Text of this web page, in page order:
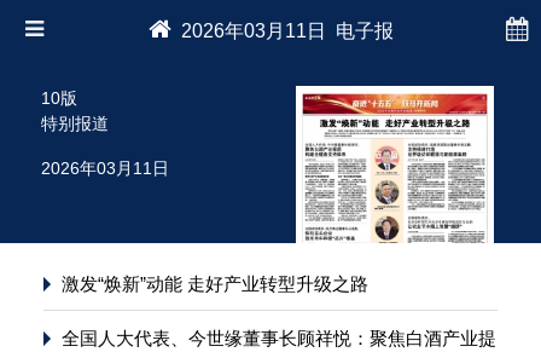
2026年03月11日 电子报
10版
特别报道
2026年03月11日
激发“焕新”动能 走好产业转型升级之路
全国人大代表、今世缘董事长顾祥悦：聚焦白酒产业提